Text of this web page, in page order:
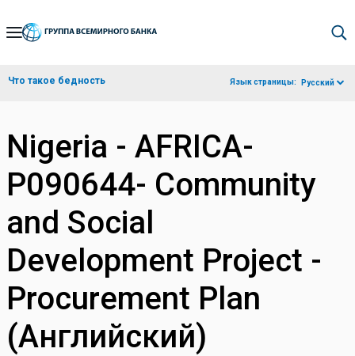
Skip
Navigation
Что такое бедность Язык страницы: Русский
Nigeria - AFRICA-
P090644- Community
and Social
Development Project -
Procurement Plan
(Английский)